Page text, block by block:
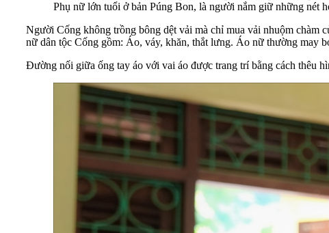
Phụ nữ lớn tuổi ở bản Púng Bon, là người nắm giữ những nét
Người Cống không trồng bông dệt vải mà chỉ mua vải nhuộm chàm
nữ dân tộc Cống gồm: Áo, váy, khăn, thắt lưng. Áo nữ thường may
Đường nối giữa ống tay áo với vai áo được trang trí bằng cách thêu